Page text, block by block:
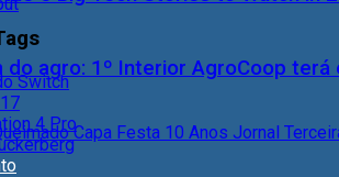
do agro: 1º Interior AgroCoop
Switch
4 Pro